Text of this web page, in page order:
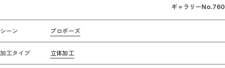
ギャラリーNo.760
シーン プロポーズ
加工タイプ 立体加工